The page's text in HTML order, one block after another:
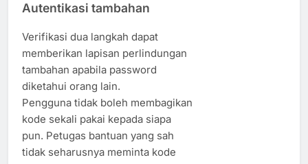
Autentikasi tambahan
Verifikasi dua langkah dapat
memberikan lapisan perlindungan
tambahan apabila password
diketahui orang lain.
Pengguna tidak boleh membagikan
kode sekali pakai kepada siapa
pun. Petugas bantuan yang sah
tidak seharusnya meminta kode